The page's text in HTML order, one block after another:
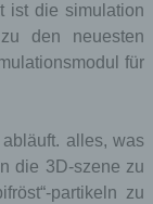
ist die simulation
den neuesten
für
alles, was
die 3D-szene zu
partikeln zu